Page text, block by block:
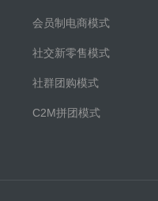
会员制电商模式
社交新零售模式
社群团购模式
C2M拼团模式